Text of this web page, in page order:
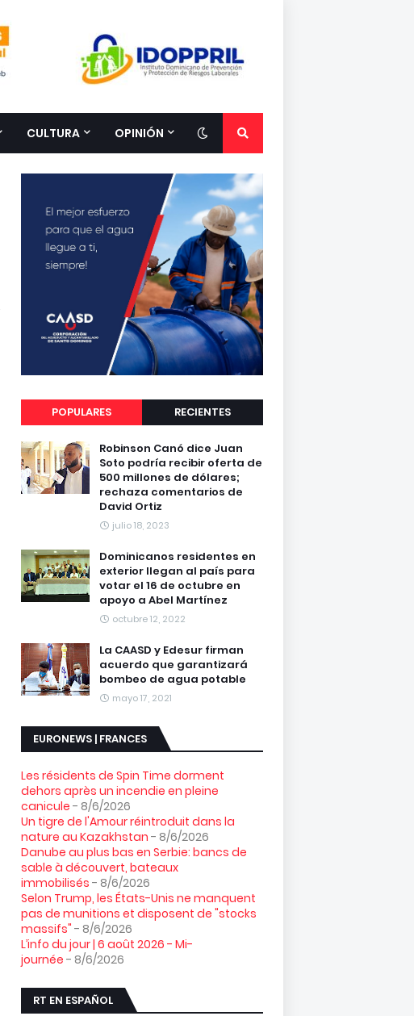
CULTURA OPINIÓN
POPULARES RECIENTES
Robinson Canó dice Juan
Soto podría recibir oferta de
500 millones de dólares;
rechaza comentarios de
David Ortiz
julio 18, 2023
Dominicanos residentes en
exterior llegan al país para
votar el 16 de octubre en
apoyo a Abel Martínez
octubre 12, 2022
La CAASD y Edesur firman
acuerdo que garantizará
bombeo de agua potable
mayo 17, 2021
EURONEWS | FRANCES
Les résidents de Spin Time dorment
dehors après un incendie en pleine
canicule - 8/6/2026
Un tigre de l'Amour réintroduit dans la
nature au Kazakhstan - 8/6/2026
Danube au plus bas en Serbie: bancs de
sable à découvert, bateaux
immobilisés - 8/6/2026
Selon Trump, les États-Unis ne manquent
pas de munitions et disposent de "stocks
massifs" - 8/6/2026
L’info du jour | 6 août 2026 - Mi-
journée - 8/6/2026
RT EN ESPAÑOL